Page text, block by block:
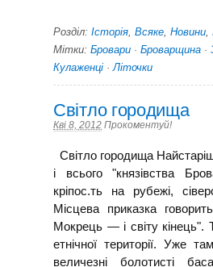
Розділ: Історія Всяке Новини
Мітки: Бровари · Броварщина ·
Кулаженці · Літочки
Світло городища
Кві 8, 2012 Прокоментуй!
Світло городища
і всього "князівства
кріпос.ть на рубежі,
Місцева приказка
Мокрець — і світу кінець".
етнічної території. Уже
величезні болотисті